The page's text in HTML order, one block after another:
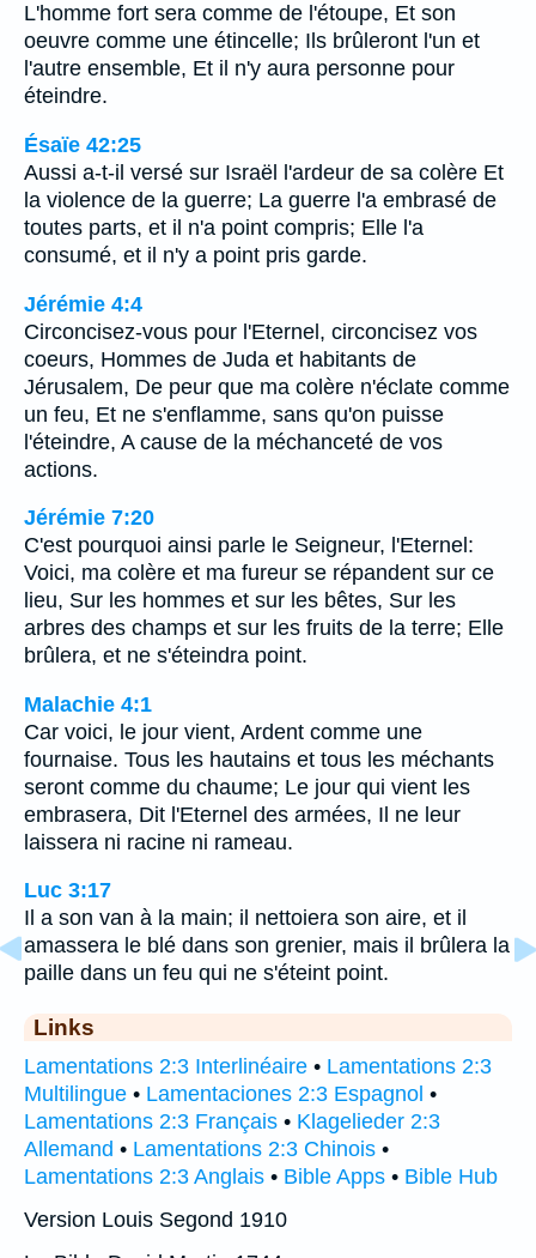
L'homme fort sera comme de l'étoupe, Et son
oeuvre comme une étincelle; Ils brûleront l'un et
l'autre ensemble, Et il n'y aura personne pour
éteindre.
Ésaïe 42:25
Aussi a-t-il versé sur Israël l'ardeur de sa colère Et
la violence de la guerre; La guerre l'a embrasé de
toutes parts, et il n'a point compris; Elle l'a
consumé, et il n'y a point pris garde.
Jérémie 4:4
Circoncisez-vous pour l'Eternel, circoncisez vos
coeurs, Hommes de Juda et habitants de
Jérusalem, De peur que ma colère n'éclate comme
un feu, Et ne s'enflamme, sans qu'on puisse
l'éteindre, A cause de la méchanceté de vos
actions.
Jérémie 7:20
C'est pourquoi ainsi parle le Seigneur, l'Eternel:
Voici, ma colère et ma fureur se répandent sur ce
lieu, Sur les hommes et sur les bêtes, Sur les
arbres des champs et sur les fruits de la terre; Elle
brûlera, et ne s'éteindra point.
Malachie 4:1
Car voici, le jour vient, Ardent comme une
fournaise. Tous les hautains et tous les méchants
seront comme du chaume; Le jour qui vient les
embrasera, Dit l'Eternel des armées, Il ne leur
laissera ni racine ni rameau.
Luc 3:17
Il a son van à la main; il nettoiera son aire, et il
amassera le blé dans son grenier, mais il brûlera la
paille dans un feu qui ne s'éteint point.
Links
Lamentations 2:3 Interlinéaire • Lamentations 2:3
Multilingue • Lamentaciones 2:3 Espagnol •
Lamentations 2:3 Français • Klagelieder 2:3
Allemand • Lamentations 2:3 Chinois •
Lamentations 2:3 Anglais • Bible Apps • Bible Hub
Version Louis Segond 1910